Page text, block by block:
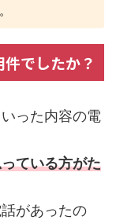
でしたか？
った内容の電
ている方がた
があったの